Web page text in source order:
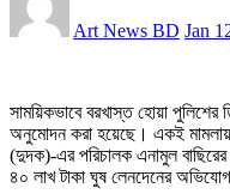
Art News BD Jan
সাময়িকভাবে বরখাস্ত হোয়া পুলিশের
অনুমোদন করা হয়েছে। একই মামলায়
(দুদক)-এর পরিচালক এনামুল
৪০ লাখ টাকা ঘুষ লেনদেনের